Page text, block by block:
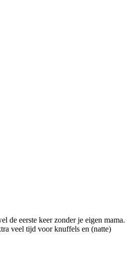
de eerste keer zonder je eigen mama.
veel tijd voor knuffels en (natte)